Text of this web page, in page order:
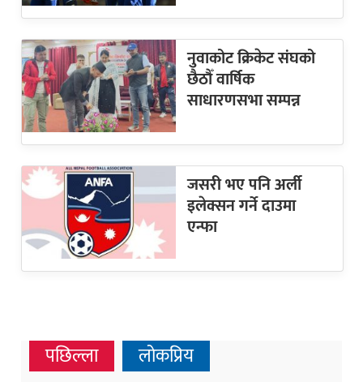
नुवाकोट क्रिकेट संघको
छैठौँ वार्षिक
साधारणसभा सम्पन्न
जसरी भए पनि अर्ली
इलेक्सन गर्ने दाउमा
एन्फा
पछिल्ला लोकप्रिय